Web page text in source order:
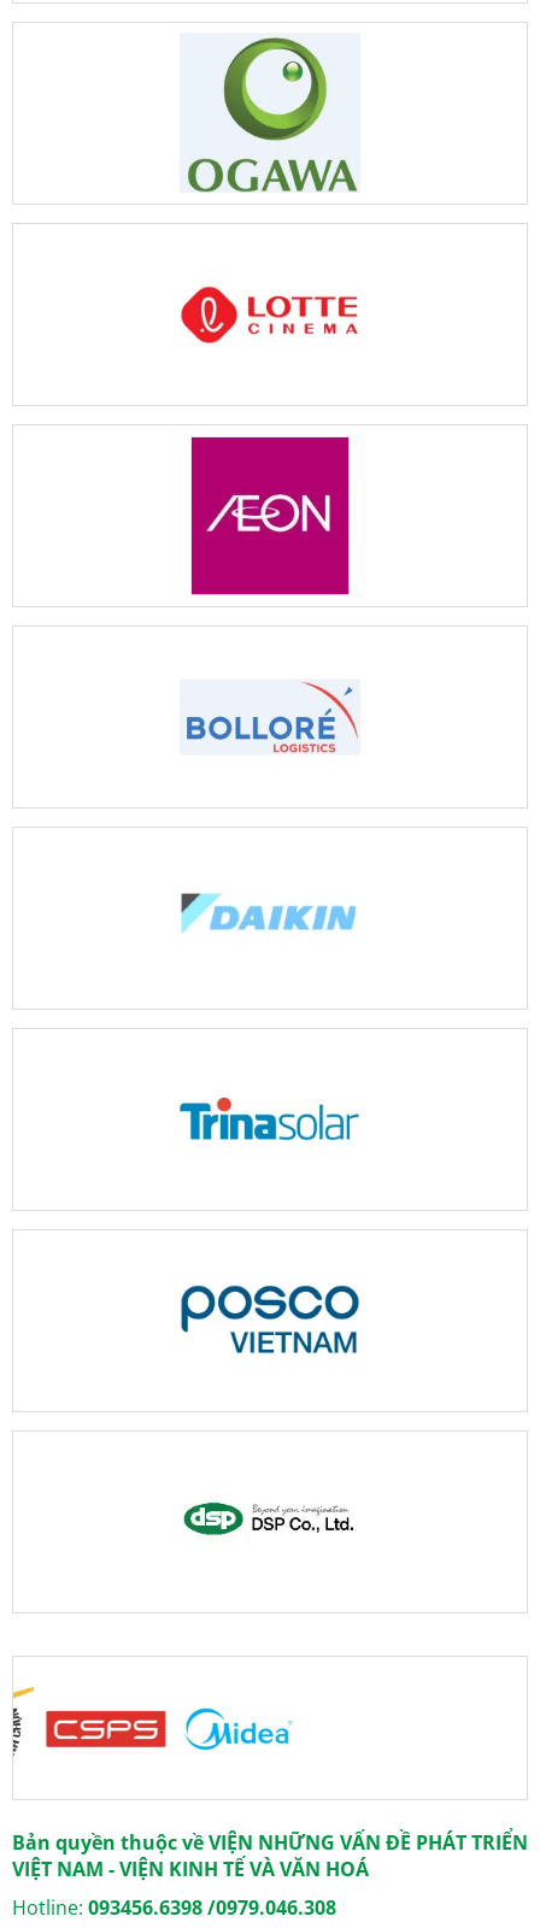
Bản quyền thuộc về VIỆN NHỮNG VẤN ĐỀ PHÁT TRIỂN
VIỆT NAM - VIỆN KINH TẾ VÀ VĂN HOÁ
Hotline: 093456.6398 /0979.046.308